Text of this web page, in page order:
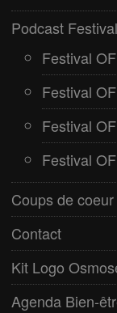
Podcast
Festival
Festival
Festival
Festival
Coups de coeur
Contact
Kit Logo
Agenda Bien-